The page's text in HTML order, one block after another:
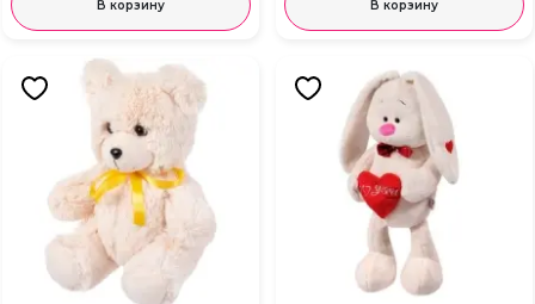
В корзину В корзину